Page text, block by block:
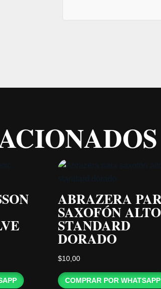
ABRAZERA
SAXOFÓN ALTO
STANDARD
DORADO
$10,00
COMPRAR POR WHATSAPP